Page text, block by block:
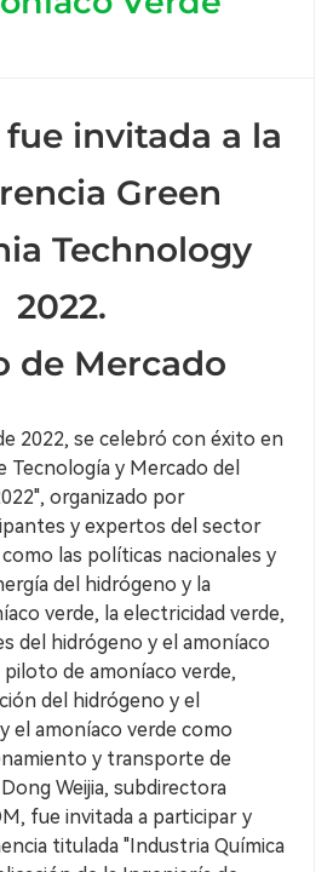
fue invitada a la
Green
Technology
2022.
de Mercado
2022, se celebró con éxito en
Tecnología y Mercado del
organizado por
y expertos del sector
las políticas nacionales y
del hidrógeno y la
verde, la electricidad verde,
del hidrógeno y el amoníaco
de amoníaco verde,
del hidrógeno y el
el amoníaco verde como
y transporte de
Weijia, subdirectora
fue invitada a participar y
titulada "Industria Química